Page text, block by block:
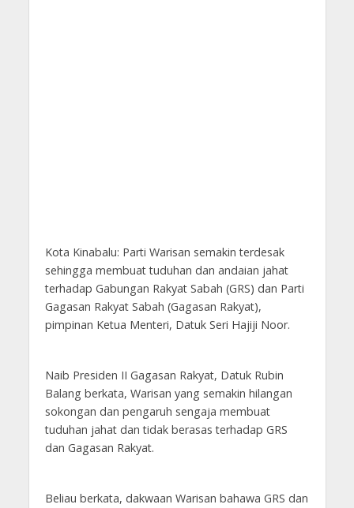
Kota Kinabalu: Parti Warisan semakin terdesak
sehingga membuat tuduhan dan andaian jahat
terhadap Gabungan Rakyat Sabah (GRS) dan Parti
Gagasan Rakyat Sabah (Gagasan Rakyat),
pimpinan Ketua Menteri, Datuk Seri Hajiji Noor.
Naib Presiden II Gagasan Rakyat, Datuk Rubin
Balang berkata, Warisan yang semakin hilangan
sokongan dan pengaruh sengaja membuat
tuduhan jahat dan tidak berasas terhadap GRS
dan Gagasan Rakyat.
Beliau berkata, dakwaan Warisan bahawa GRS dan